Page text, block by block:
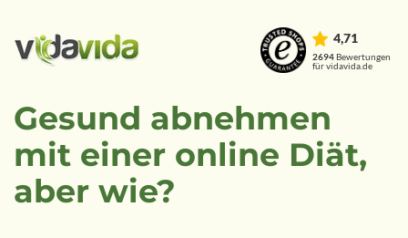
4,71
2694Bewertungen
für vidavida.de
Gesund abnehmen
mit einer online Diät,
aber wie?